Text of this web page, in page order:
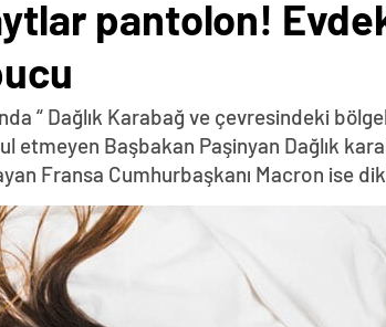
pantolon!
“ Dağlık Karabağ ve çevresindeki
etmeyen Başbakan Paşinyan Dağlık
Fransa Cumhurbaşkanı Macron ise